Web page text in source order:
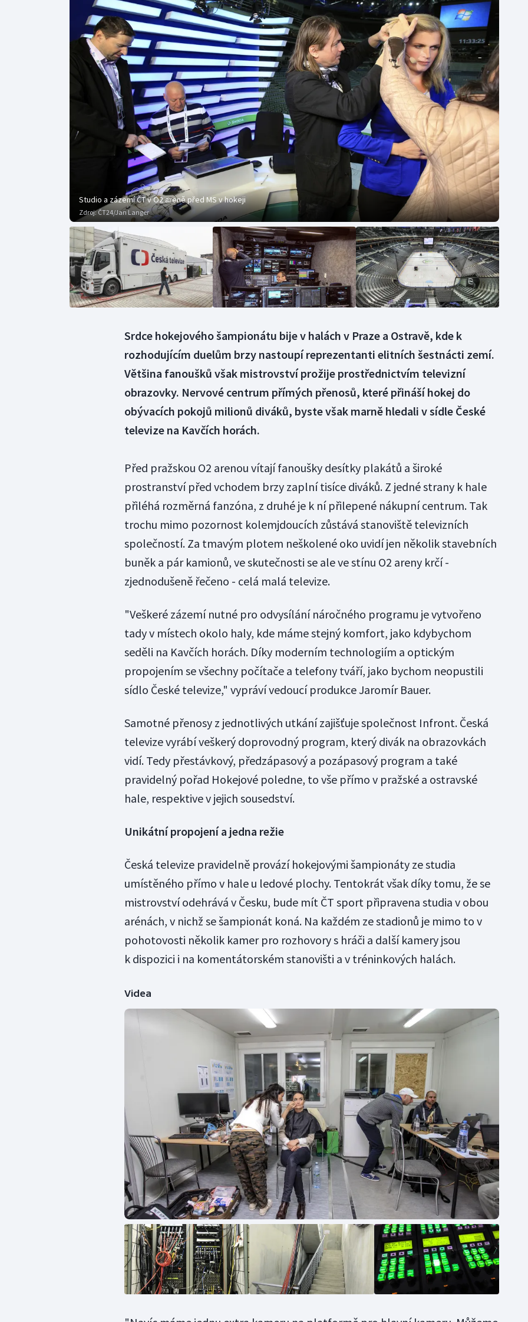
Curling
Dostihy
Florbal
Futsal
Golf
Gymnastika
Moderní pětiboj
Motorsport
Olympijské hry
Parasport
Plavání
Plážový volejbal
Triatlon
Veslování
Vodní slalom
Volejbal
Ostatní
Studio a zázemí ČT v O2 areně před MS v hokeji
Zdroj:ČT24/Jan Langer
Srdce hokejového šampionátu bije v halách v Praze a Ostravě, kde k
rozhodujícím duelům brzy nastoupí reprezentanti elitních šestnácti zemí.
Většina fanoušků však mistrovství prožije prostřednictvím televizní
obrazovky. Nervové centrum přímých přenosů, které přináší hokej do
obývacích pokojů milionů diváků, byste však marně hledali v sídle České
televize na Kavčích horách.
Před pražskou O2 arenou vítají fanoušky desítky plakátů a široké
prostranství před vchodem brzy zaplní tisíce diváků. Z jedné strany k hale
přiléhá rozměrná fanzóna, z druhé je k ní přilepené nákupní centrum. Tak
trochu mimo pozornost kolemjdoucích zůstává stanoviště televizních
společností. Za tmavým plotem neškolené oko uvidí jen několik stavebních
buněk a pár kamionů, ve skutečnosti se ale ve stínu O2 areny krčí -
zjednodušeně řečeno - celá malá televize.
"Veškeré zázemí nutné pro odvysílání náročného programu je vytvořeno
tady v místech okolo haly, kde máme stejný komfort, jako kdybychom
seděli na Kavčích horách. Díky moderním technologiím a optickým
propojením se všechny počítače a telefony tváří, jako bychom neopustili
sídlo České televize," vypráví vedoucí produkce Jaromír Bauer.
Samotné přenosy z jednotlivých utkání zajišťuje společnost Infront. Česká
televize vyrábí veškerý doprovodný program, který divák na obrazovkách
vidí. Tedy přestávkový, předzápasový a pozápasový program a také
pravidelný pořad Hokejové poledne, to vše přímo v pražské a ostravské
hale, respektive v jejich sousedství.
Unikátní propojení a jedna režie
Česká televize pravidelně provází hokejovými šampionáty ze studia
umístěného přímo v hale u ledové plochy. Tentokrát však díky tomu, že se
mistrovství odehrává v Česku, bude mít ČT sport připravena studia v obou
arénách, v nichž se šampionát koná. Na každém ze stadionů je mimo to v
pohotovosti několik kamer pro rozhovory s hráči a další kamery jsou
k dispozici i na komentátorském stanovišti a v tréninkových halách.
Videa